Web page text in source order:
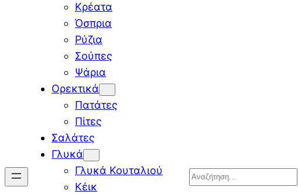
Κρέατα
Όσπρια
Ρύζια
Σούπες
Ψάρια
Ορεκτικά
Πατάτες
Πίτες
Σαλάτες
Γλυκά
Γλυκά Κουταλιού
Κέικ
Search